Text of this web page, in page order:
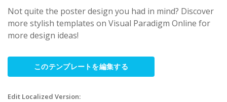
Not quite the poster design you had in mind? Discover
more stylish templates on Visual Paradigm Online for
more design ideas!
このテンプレートを編集する
Edit Localized Version: